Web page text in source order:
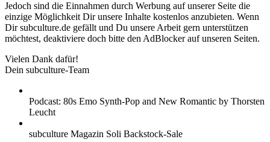
Jedoch sind die Einnahmen durch Werbung auf unserer Seite die
einzige Möglichkeit Dir unsere Inhalte kostenlos anzubieten. Wenn
Dir subculture.de gefällt und Du unsere Arbeit gern unterstützen
möchtest, deaktiviere doch bitte den AdBlocker auf unseren Seiten.
Vielen Dank dafür!
Dein subculture-Team
Podcast: 80s Emo Synth-Pop and New Romantic by Thorsten
Leucht
subculture Magazin Soli Backstock-Sale